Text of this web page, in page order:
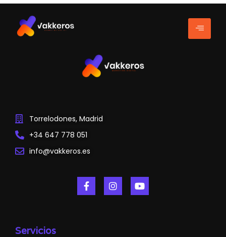
Torrelodones, Madrid
+34 647 778 051
info@vakkeros.es
Servicios